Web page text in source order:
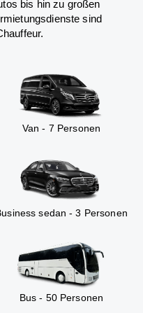
bis hin zu großen
sind
Van - 7 Personen
sedan - 3 Personen
Bus - 50 Personen